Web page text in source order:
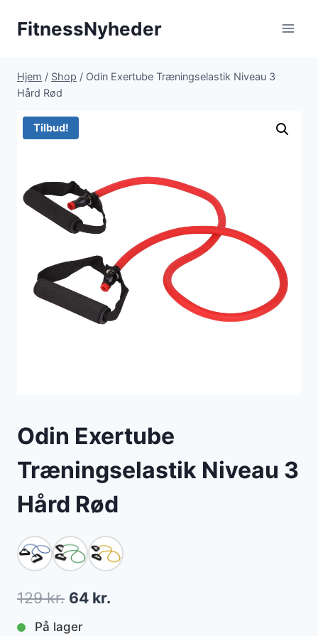
FitnessNyheder
Hjem / Shop / Odin Exertube Træningselastik Niveau 3
Hård Rød
Tilbud!
Odin Exertube
Træningselastik Niveau 3
Hård Rød
129kr. Den
oprindelige
64 kr.
På lager